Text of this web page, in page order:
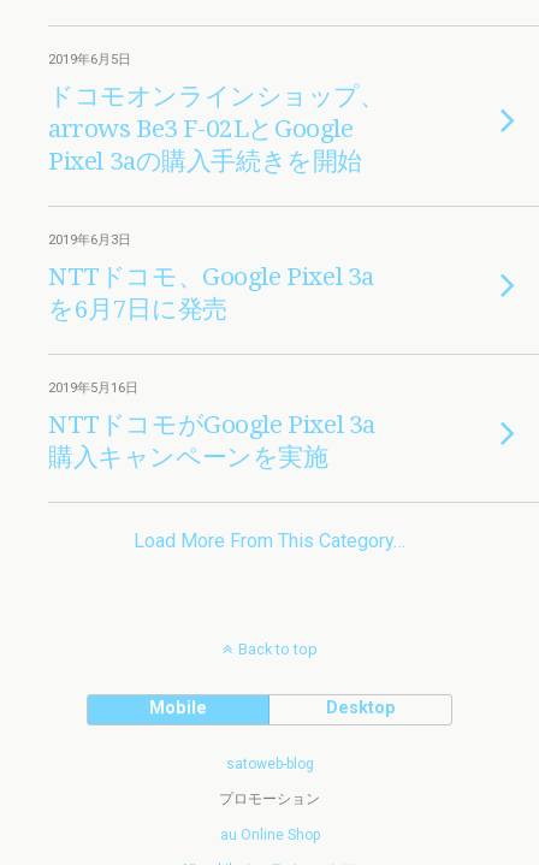
2019年6月5日
ドコモオンラインショップ、
arrows Be3 F-02LとGoogle
Pixel 3aの購入手続きを開始
2019年6月3日
NTTドコモ、Google Pixel 3a
を6月7日に発売
2019年5月16日
NTTドコモがGoogle Pixel 3a
購入キャンペーンを実施
Load More From This Category…
Back to top
Mobile Desktop
satoweb-blog
プロモーション
au Online Shop